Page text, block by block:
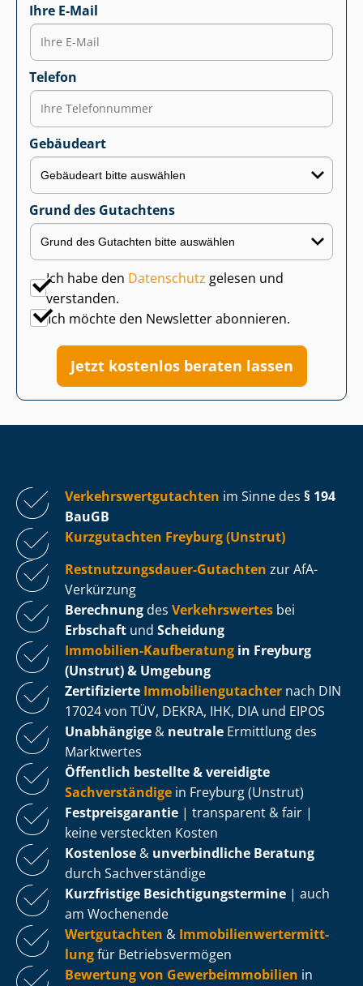
Ihre E-Mail
Telefon
Gebäudeart
Grund des Gutachtens
Ich habe den Datenschutz gelesen und
verstanden.
Ich möchte den Newsletter abonnieren.
Jetzt kostenlos beraten lassen
Ver­kehrs­wert­gut­ach­ten im Sinne des § 194
BauGB
Kurzgutachten Freyburg (Unstrut)
Rest­nut­zungs­dau­er-Gutachten zur AfA-
Verkürzung
Berechnung des Verkehrswertes bei
Erbschaft und Scheidung
Immobilien-Kaufberatung in Freyburg
(Unstrut) & Umgebung
Zertifizierte Im­mo­bi­li­en­gut­ach­ter nach DIN
17024 von TÜV, DEKRA, IHK, DIA und EIPOS
Unabhängige & neutrale Ermittlung des
Marktwertes
Öffentlich bestellte & vereidigte
Sachverständige in Freyburg (Unstrut)
Fest­preis­ga­ran­tie | transparent & fair |
keine versteckten Kosten
Kostenlose & unverbindliche Beratung
durch Sachverständige
Kurzfristige Be­sich­ti­gungs­ter­mi­ne | auch
am Wochenende
Wertgutachten & Im­mo­bi­li­en­wert­ermitt­
lungfür Be­triebs­ver­mö­gen
Bewertung von Ge­wer­be­im­mo­bi­li­en in